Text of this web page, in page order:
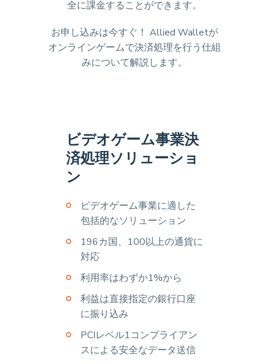
全に課金することができます。
お申し込みは今すぐ！ Allied Walletが
オンラインゲームで決済処理を行う仕組
みについて解説します。
ビデオゲーム事業決
済処理ソリューショ
ン
ビデオゲーム事業に適した
包括的なソリューション
196カ国、100以上の通貨に
対応
利用率はわずか1%から
利益は直接指定の銀行口座
に振り込み
PCIレベル1コンプライアン
スによる安全なデータ送信